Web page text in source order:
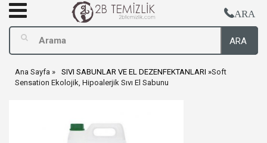
ARA
ARA
Ana Sayfa SIVI SABUNLAR VE EL DEZENFEKTANLARI
Soft
Sensation Ekolojik, Hipoalerjik Sıvı El Sabunu